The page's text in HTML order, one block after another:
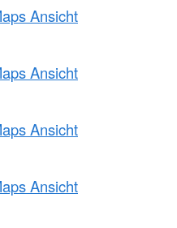
Ansicht
Ansicht
Ansicht
Ansicht